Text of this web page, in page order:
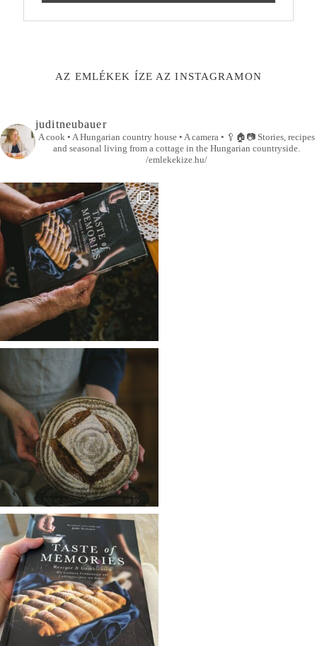
AZ EMLÉKEK ÍZE AZ INSTAGRAMON
juditneubauer
A cook • A Hungarian country house • A camera • 🥄🏠📷Stories, recipes
and seasonal living from a cottage in the Hungarian countryside.
/emlekekize.hu/